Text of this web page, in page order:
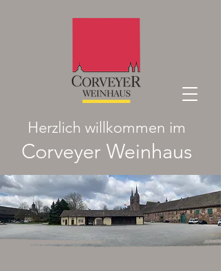
Herzlich willkommen im
Corveyer Weinhaus